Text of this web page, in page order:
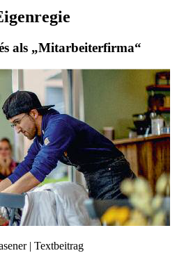
als „Mitarbeiterfirma“
| Textbeitrag